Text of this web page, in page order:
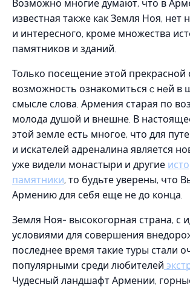
Возможно многие думают, что в
известная также как Земля Ноя, нет
и интересного, кроме множества
памятников и зданий.
Только посещение этой прекрасной
возможность ознакомиться c нeй в
смысле слова. Армения старая по
молода душой и внешне. В
этой земле есть многое, что для
и искателей адреналина является
уже видели монастыри и другие
памятники, то будьте уверены, что
Армению для себя еще не до конца.
Земля Ноя- высокогорная страна, с
условиями для совершения
последнее время такие туры стали
популярными среди любителей
Чудесный ландшафт Армении,